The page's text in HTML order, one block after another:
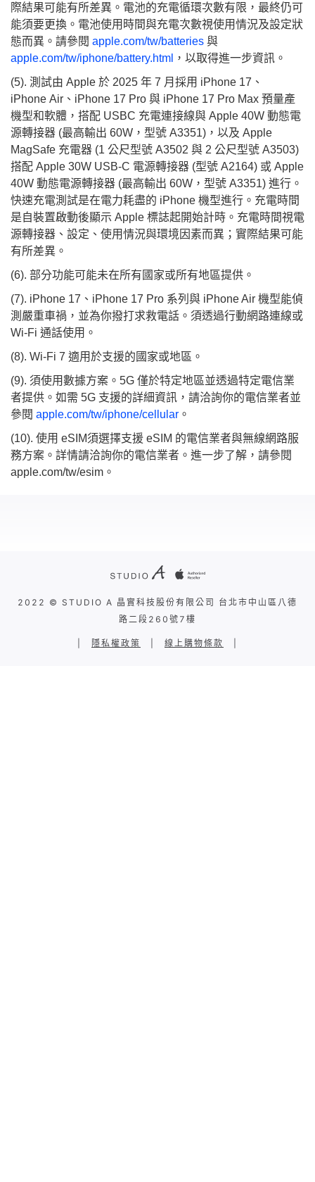
際結果可能有所差異。電池的充電循環次數有限，最終仍可
能須要更換。電池使用時間與充電次數視使用情況及設定狀
態而異。請參閱 apple.com/tw/batteries 與
apple.com/tw/iphone/battery.html ，以取得進一步資訊。
(5). 測試由 Apple 於 2025 年 7 月採用 iPhone 17、
iPhone Air、iPhone 17 Pro 與 iPhone 17 Pro Max 預量產
機型和軟體，搭配 USBC 充電連接線與 Apple 40W 動態電
源轉接器 (最高輸出 60W，型號 A3351)，以及 Apple
MagSafe 充電器 (1 公尺型號 A3502 與 2 公尺型號 A3503)
搭配 Apple 30W USB‑C 電源轉接器 (型號 A2164) 或 Apple
40W 動態電源轉接器 (最高輸出 60W，型號 A3351) 進行。
快速充電測試是在電力耗盡的 iPhone 機型進行。充電時間
是自裝置啟動後顯示 Apple 標誌起開始計時。充電時間視電
源轉接器、設定、使用情況與環境因素而異；實際結果可能
有所差異。
(6). 部分功能可能未在所有國家或所有地區提供。
(7). iPhone 17、iPhone 17 Pro 系列與 iPhone Air 機型能偵
測嚴重車禍，並為你撥打求救電話。須透過行動網路連線或
Wi-Fi 通話使用。
(8). Wi‑Fi 7 適用於支援的國家或地區。
(9). 須使用數據方案。5G 僅於特定地區並透過特定電信業
者提供。如需 5G 支援的詳細資訊，請洽詢你的電信業者並
參閱 apple.com/tw/iphone/cellular 。
(10). 使用 eSIM須選擇支援 eSIM 的電信業者與無線網路服
務方案。詳情請洽詢你的電信業者。進一步了解，請參閱
apple.com/tw/esim。
2022 © STUDIO A 晶實科技股份有限公司 台北市中山區八德
路二段260號7樓
隱私權政策 線上購物條款